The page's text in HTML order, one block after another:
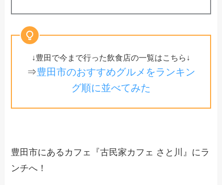
↓豊田で今まで行った飲食店の一覧はこちら↓
⇒豊田市のおすすめグルメをランキン
グ順に並べてみた
豊田市にあるカフェ『古民家カフェ さと川』にラ
ンチへ！